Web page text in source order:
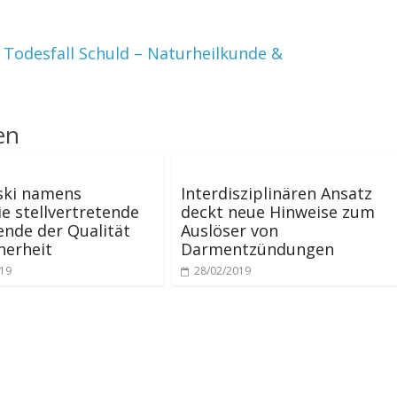
Schuld – Naturheilkunde &
namens
stellvertretende
der Qualität
Interdisziplinären Ansatz
deckt neue Hinweise zum
Auslöser von
Darmentzündungen
28/02/2019